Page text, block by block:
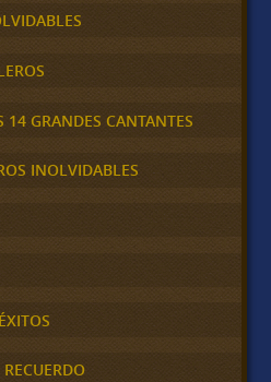
14 GRANDES CANTANTES
INOLVIDABLES